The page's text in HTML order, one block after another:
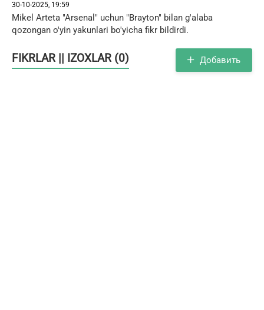
30-10-2025, 19:59
Mikel Arteta "Arsenal" uchun "Brayton" bilan g'alaba
qozongan o'yin yakunlari bo'yicha fikr bildirdi.
FIKRLAR || IZOXLAR (0) Добавить